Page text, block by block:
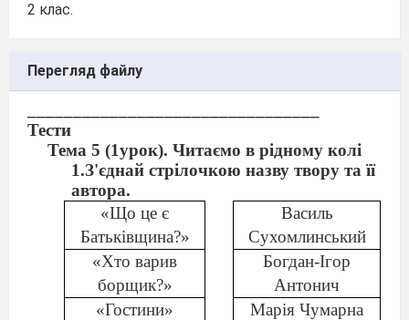
2 клас.
Перегляд файлу
Тести
Тема 5 (1урок). Читаємо в рідному колі
1.З'єднай стрілочкою назву твору та її
автора.
«Що це є
Батьківщина?»
Василь
Сухомлинський
«Хто варив
борщик?»
Богдан-Ігор
Антонич
«Гостини»
Марія Чумарна